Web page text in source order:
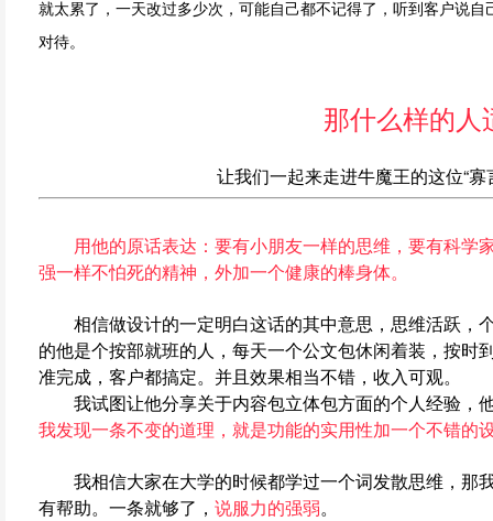
就太累了，一天改过多少次，可能自己都不记得了，听到客户说
对待。
那什么样的
让我们一起来走进牛魔王的这位“
用他的原话表达：要有小朋友一样的思维，要有科学
强一样不怕死的精神，外加一个健康的棒身体。
相信做设计的一定明白这话的其中意思，思维活跃，
的他是个按部就班的人，每天一个公文包休闲着装，按
准完成，客户都搞定。并且效果相当不错，收入可观。
我试图让他分享关于内容包立体包方面的个人经验，
我发现一条不变的道理，就是功能的实用性加一个不错
我相信大家在大学的时候都学过一个词发散思维，那
有帮助。一条就够了， 说服力的强弱。